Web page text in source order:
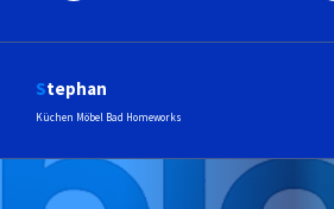
Stephan
Küchen Möbel Bad Homeworks